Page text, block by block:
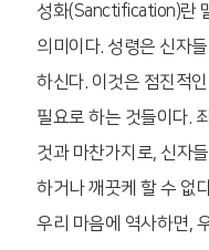
성화(Sanctification)란
의미이다. 성령은 신자
하신다. 이것은 점진적
필요로 하는 것들이다.
것과 마찬가지로, 신자
하거나 깨끗케 할 수 없
우리 마음에 역사하면,